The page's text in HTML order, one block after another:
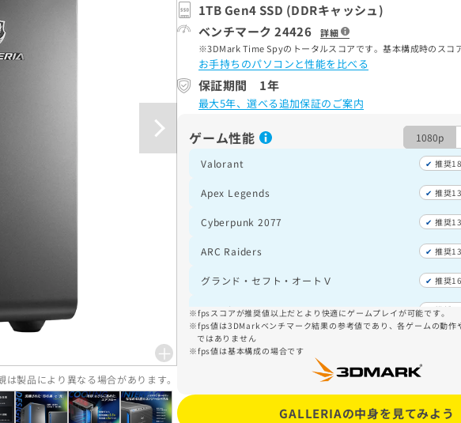
＋
製品により異なる場合があります。
1TB Gen4 SSD (DDRキャッシュ)
ベンチマーク 24426
詳細
3DMark Time Spyのトータルスコアです。基本構成時のスコ
お手持ちのパソコンと性能を比べる
保証期間 1年
最大5年、選べる追加保証のご案内
ゲーム性能 1080p
Valorant
推奨
Apex Legends
推奨
Cyberpunk 2077
推奨
ARC Raiders
推奨
グランド・セフト・オートＶ
推奨
Fortnite
推奨
Escape from Tarkov
Monster Hunter Wilds
推奨
fpsスコアが推奨値以上だとより快適にゲームプレイが可能です。
fps値は3DMarkベンチマーク結果の参考値であり、各ゲームの動作
ではありません
fps値は基本構成の場合です
GALLERIAの中身を見てみよう